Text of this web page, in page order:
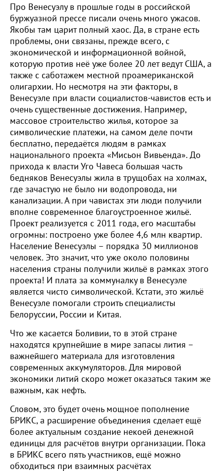
Про Венесуэлу в прошлые годы в российской
буржуазной прессе писали очень много ужасов.
Якобы там царит полный хаос. Да, в стране есть
проблемы, они связаны, прежде всего, с
экономической и информационной войной,
которую против неё уже более 20 лет ведут США, а
также с саботажем местной проамериканской
олигархии. Но несмотря на эти факторы, в
Венесуэле при власти социалистов-чавистов есть и
очень существенные достижения. Например,
массовое строительство жилья, которое за
символические платежи, на самом деле почти
бесплатно, передаётся людям в рамках
национального проекта «Мисьон Вивьенда». До
прихода к власти Уго Чавеса большая часть
бедняков Венесуэлы жила в трущобах на холмах,
где зачастую не было ни водопровода, ни
канализации. А при чавистах эти люди получили
вполне современное благоустроенное жильё.
Проект реализуется с 2011 года, его масштабы
огромны: построено уже более 4,6 млн квартир.
Население Венесуэлы – порядка 30 миллионов
человек. Это значит, что уже около половины
населения страны получили жильё в рамках этого
проекта! И плата за коммуналку в Венесуэле
является чисто символической. Кстати, это жильё
Венесуэле помогали строить специалисты
Белоруссии, России и Китая.
Что же касается Боливии, то в этой стране
находятся крупнейшие в мире запасы лития –
важнейшего материала для изготовления
современных аккумуляторов. Для мировой
экономики литий скоро может оказаться таким же
важным, как нефть.
Словом, это будет очень мощное пополнение
БРИКС, а расширение объединения сделает ещё
более актуальным создание некоей денежной
единицы для расчётов внутри организации. Пока
в БРИКС всего пять участников, ещё можно
обходиться при взаимных расчётах